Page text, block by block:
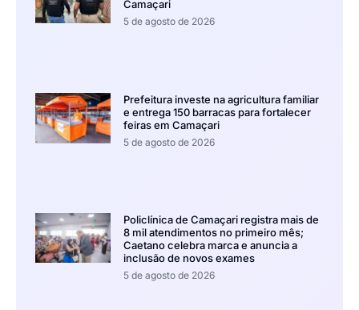
Camaçari
5 de agosto de 2026
Prefeitura investe na agricultura familiar
e entrega 150 barracas para fortalecer
feiras em Camaçari
5 de agosto de 2026
Policlínica de Camaçari registra mais de
8 mil atendimentos no primeiro mês;
Caetano celebra marca e anuncia a
inclusão de novos exames
5 de agosto de 2026